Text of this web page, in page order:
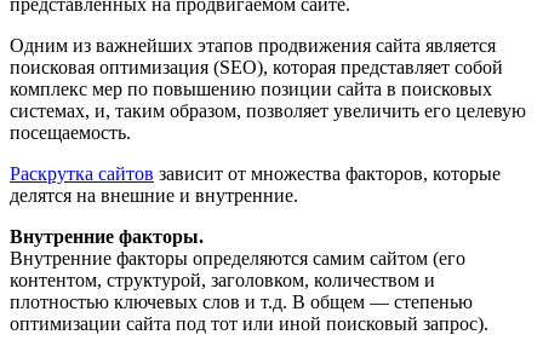
Одним из важнейших этапов продвижения сайта является
поисковая оптимизация (SEO), которая представляет собой
комплекс мер по повышению позиции сайта в поисковых
системах, и, таким образом, позволяет увеличить его целевую
посещаемость.
Раскрутка сайтов зависит от множества факторов, которые
делятся на внешние и внутренние.
Внутренние факторы.
Внутренние факторы определяются самим сайтом (его
контентом, структурой, заголовком, количеством и
плотностью ключевых слов и т.д. В общем — степенью
оптимизации сайта под тот или иной поисковый запрос).